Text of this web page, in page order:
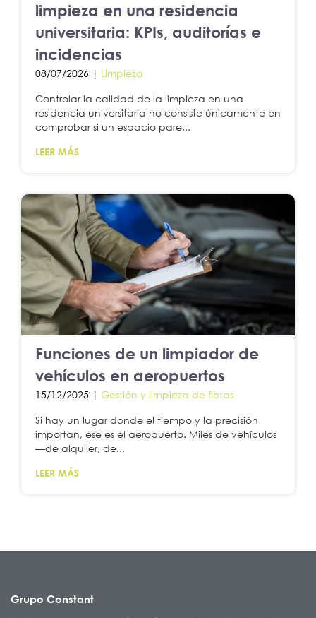
limpieza en una residencia
universitaria: KPIs, auditorías e
incidencias
08/07/2026 | Limpieza
Controlar la calidad de la limpieza en una
residencia universitaria no consiste únicamente en
comprobar si un espacio pare...
LEER MÁS
Funciones de un limpiador de
vehículos en aeropuertos
15/12/2025 | Gestión y limpieza de flotas
Si hay un lugar donde el tiempo y la precisión
importan, ese es el aeropuerto. Miles de vehículos
—de alquiler, de...
LEER MÁS
Grupo Constant